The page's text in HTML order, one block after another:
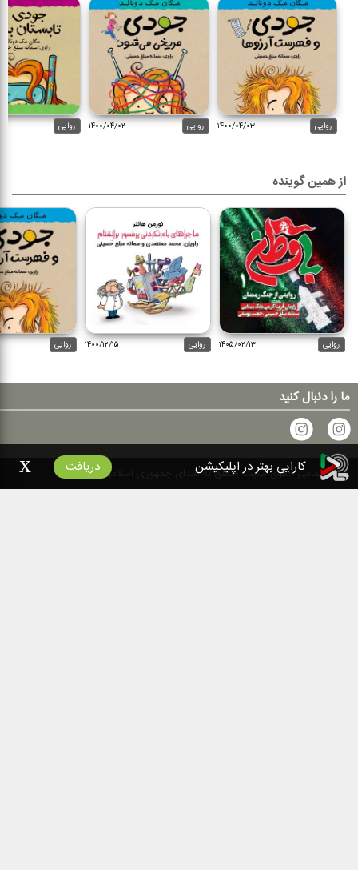
روایی ۱۴۰۰/۰۴/۰۳ روایی ۱۴۰۰/۰۴/۰۲ روایی
از همین گوینده
روایی ۱۴۰۵/۰۲/۱۳ روایی ۱۴۰۰/۱۲/۱۵ روایی
ما را دنبال کنید
۱۴۰۰ تمامی حقوق سایت متعلق به صدای جمهوری اسلامی ایران است
کارایی بهتر در اپلیکیشن دریافت x